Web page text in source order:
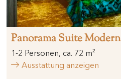
Panorama Suite Modern
1-2 Personen, ca. 72 m²
Ausstattung anzeigen